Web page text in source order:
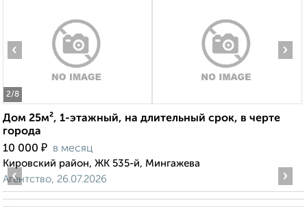
2/8
‹ ›
Дом 25м², 1-этажный, на длительный срок, в черте
города
10 000 ₽ в месяц
Кировский район, ЖК 535-й, Мингажева
Агентство, 26.07.2026
‹ ›